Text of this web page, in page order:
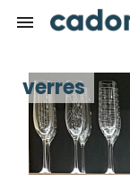

verres